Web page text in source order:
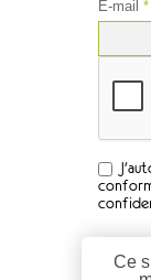
E-mail *
Ce